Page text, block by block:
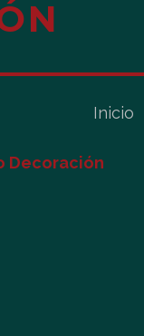
Inicio
Decoración